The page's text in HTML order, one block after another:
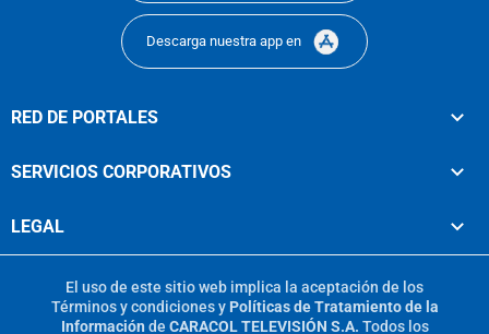
Descarga nuestra app en
RED DE PORTALES
SERVICIOS CORPORATIVOS
LEGAL
El uso de este sitio web implica la aceptación de los
Términos y condicionesy Políticas de Tratamiento de la
Información de CARACOL TELEVISIÓN S.A. Todos los